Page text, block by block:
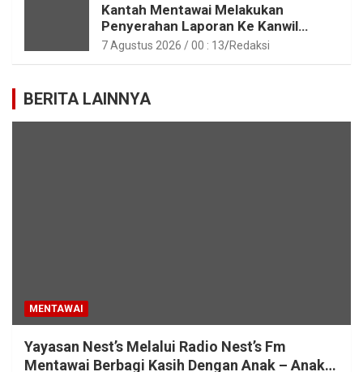
Kantah Mentawai Melakukan
Penyerahan Laporan Ke Kanwil
Kemen ATR/BPN RI Sumbar
7 Agustus 2026 / 00 : 13 Redaksi
BERITA LAINNYA
MENTAWAI
Yayasan Nest’s Melalui Radio Nest’s Fm
Mentawai Berbagi Kasih Dengan Anak – Anak